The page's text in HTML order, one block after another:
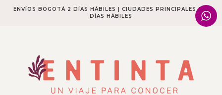
ENVÍOS BOGOTÁ 2 DÍAS HÁBILES | CIUDADES PRINCIPALES 2-4
DÍAS HÁBILES​